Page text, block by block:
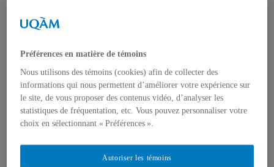
Notre équipe
Événements
COLLOQUE VILLES ET TERRITOIRES
INCLUSIFS
RÉFLEXIONS À PARTIR DU COLLOQUE :
VILLES ET TERRITOIRES INCLUSIFS –
REGARDS CROISÉS
VILLES ET TERRITOIRES LOCAUX À
L’ÉPREUVE DU GENRE, DE LA DIVERSITÉ ET
L’ACCEPTABILITÉ SOCIALE DES PROJETS
D’URBANISME ET LA PARTICIPATION
Préférences en matière de témoins
Nous utilisons des témoins (cookies) afin de collecter des
informations qui nous permettent d’améliorer votre expérience sur
le site, de vous proposer des contenus vidéo, d’analyser les
statistiques de fréquentation, etc. Vous pouvez personnaliser votre
choix en sélectionnant « Préférences ».
Autoriser les témoins